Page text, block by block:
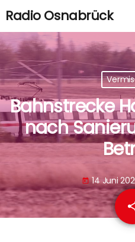
Radio Osnabrück
Bahnstrecke
nach
today 14 Juni